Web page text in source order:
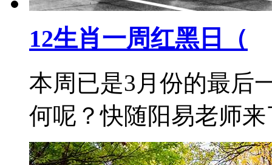
12生肖一周红黑日（
本周已是3月份的最后
何呢？快随阳易老师